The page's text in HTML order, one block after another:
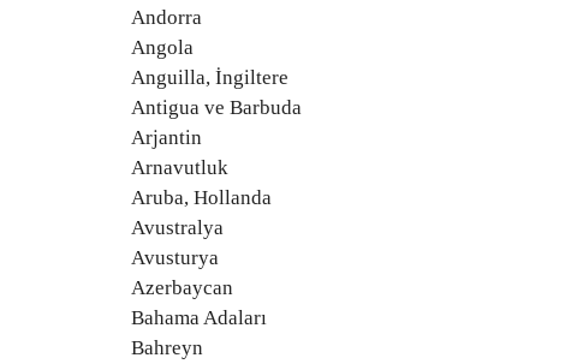
Andorra
Angola
Anguilla, İngiltere
Antigua ve Barbuda
Arjantin
Arnavutluk
Aruba, Hollanda
Avustralya
Avusturya
Azerbaycan
Bahama Adaları
Bahreyn